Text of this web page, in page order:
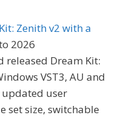
Zenith v2 with a
2026
released Dream Kit:
VST3, AU and
updated user
set size, switchable